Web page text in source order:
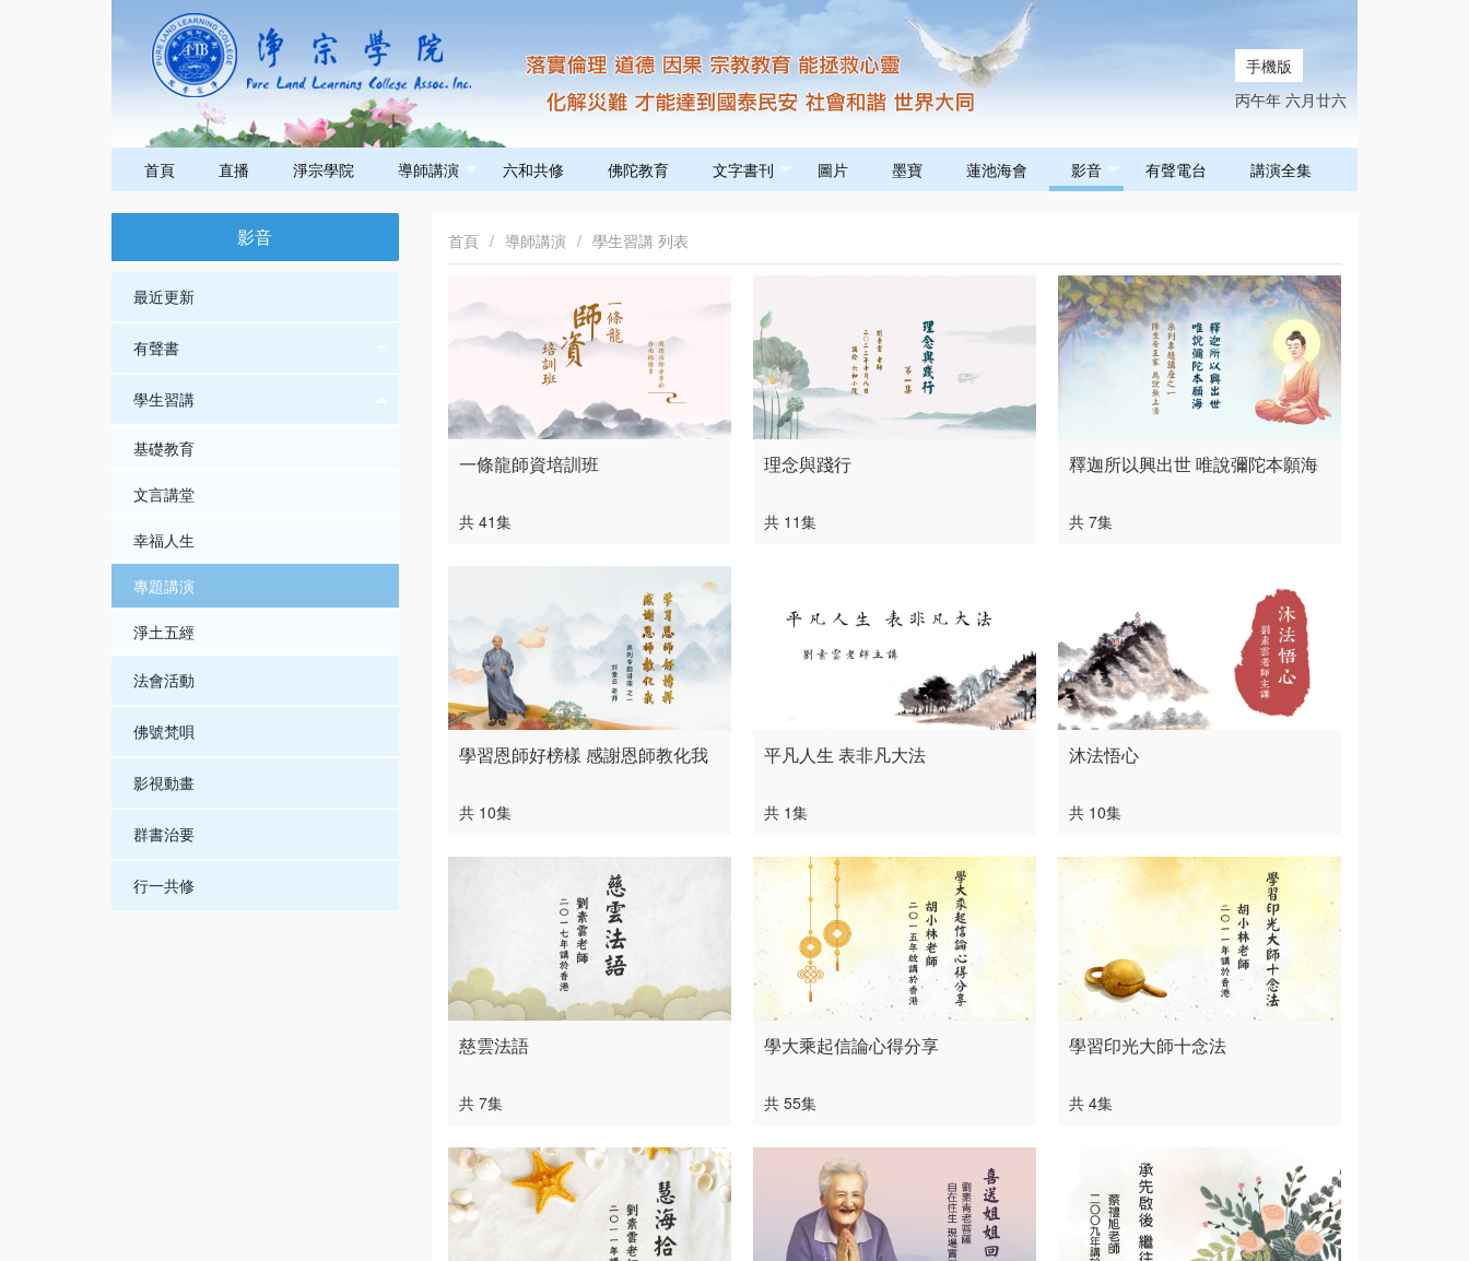
手機版
丙午年 六月廿六
首頁 直播 淨宗學院 導師講演 六和共修 佛陀教育 文字書刊 圖片 墨寶 蓮池海會 影音 有聲電台 講演全集
影音
最近更新
有聲書
學生習講
基礎教育
文言講堂
幸福人生
專題講演
淨土五經
法會活動
佛號梵唄
影視動畫
群書治要
行一共修
首頁 / 導師講演 / 學生習講 列表
一條龍師資培訓班
共 41集
理念與踐行
共 11集
釋迦所以興出世 唯說彌陀本願海
共 7集
學習恩師好榜樣 感謝恩師教化我
共 10集
平凡人生 表非凡大法
共 1集
沐法悟心
共 10集
慈雲法語
共 7集
學大乘起信論心得分享
共 55集
學習印光大師十念法
共 4集